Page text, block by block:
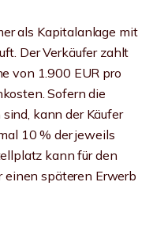
als Kapitalanlage mit
Der Verkäufer zahlt
von 1.900 EUR pro
Sofern die
kann der Käufer
10 % der jeweils
kann für den
einen späteren Erwerb